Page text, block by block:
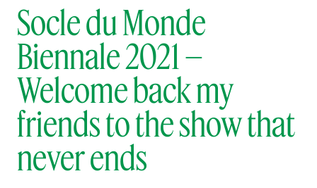
Socle du Monde
Biennale 2021 –
Welcome back my
friends to the show that
never ends